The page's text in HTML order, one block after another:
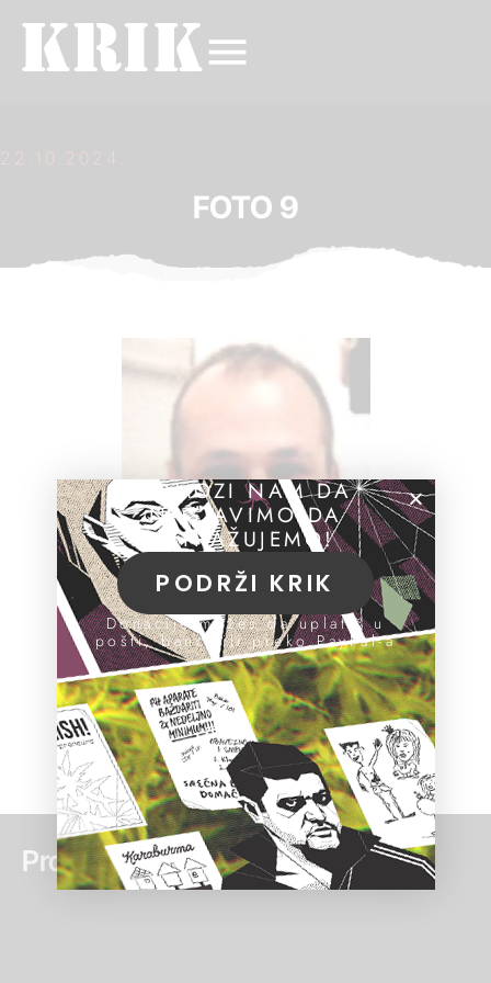
22.10.2024.
FOTO 9
Pročitaj još:
POMOZI NAM DA
NASTAVIMO DA
ISTRAŽUJEMO!
PODRŽI KRIK
Donacije možeš da uplatiš u
pošti, banci ili preko PayPal-a